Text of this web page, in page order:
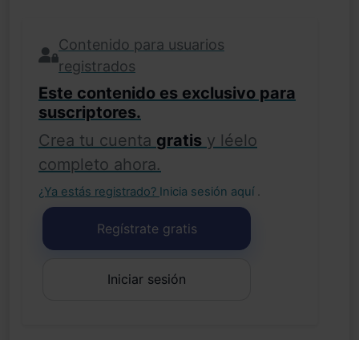
Contenido para usuarios
registrados
Este contenido es exclusivo para
suscriptores.
Crea tu cuenta gratis y léelo
completo ahora.
¿Ya estás registrado? Inicia sesión aquí .
Regístrate gratis
Iniciar sesión